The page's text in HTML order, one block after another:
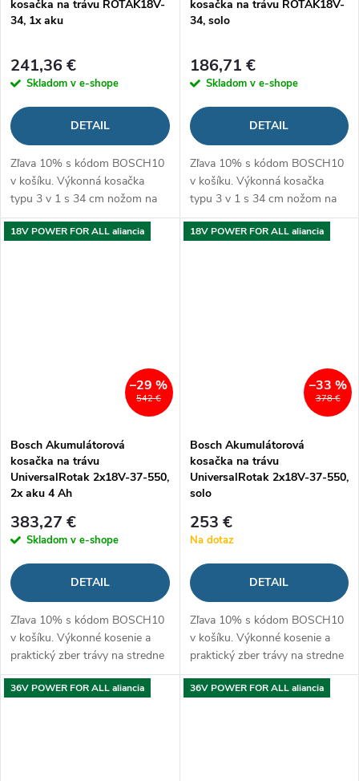
kosačka na trávu ROTAK18V-
34, 1x aku
241,36 €
Skladom v e-shope
DETAIL
Zľava 10% s kódom BOSCH10
v košíku. Výkonná kosačka
typu 3 v 1 s 34 cm nožom na
malé až stredne veľké trávniky
kosačka na trávu ROTAK18V-
34, solo
186,71 €
Skladom v e-shope
DETAIL
Zľava 10% s kódom BOSCH10
v košíku. Výkonná kosačka
typu 3 v 1 s 34 cm nožom na
malé až stredne veľké trávniky
18V POWER FOR ALL aliancia
542 €
–29 %
Bosch Akumulátorová
kosačka na trávu
UniversalRotak 2x18V-37-550,
2x aku 4 Ah
383,27 €
Skladom v e-shope
DETAIL
Zľava 10% s kódom BOSCH10
v košíku. Výkonné kosenie a
praktický zber trávy na stredne
veľké až väčšie trávniky
18V POWER FOR ALL aliancia
378 €
–33 %
Bosch Akumulátorová
kosačka na trávu
UniversalRotak 2x18V-37-550,
solo
253 €
Na dotaz
DETAIL
Zľava 10% s kódom BOSCH10
v košíku. Výkonné kosenie a
praktický zber trávy na stredne
veľké až väčšie trávniky
36V POWER FOR ALL aliancia 36V POWER FOR ALL aliancia